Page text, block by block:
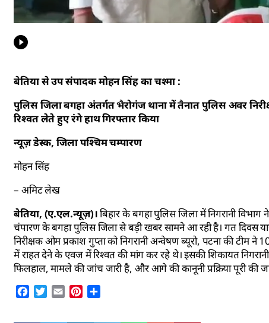
बेतिया से उप संपादक मोहन सिंह का चश्मा :
पुलिस जिला बगहा अंतर्गत भैरोगंज थाना में तैनात पुलिस अवर
रिश्वत लेते हुए रंगे हाथ गिरफ्तार किया
न्यूज़ डेस्क, जिला पश्चिम चम्पारण
मोहन सिंह
– अमिट लेख
बेतिया, (ए.एल.न्यूज़)।बिहार के बगहा पुलिस जिला में निगरानी विभाग
चंपारण के बगहा पुलिस जिला से बड़ी खबर सामने आ रही है। गत दिवस
निरीक्षक ओम प्रकाश गुप्ता को निगरानी अन्वेषण ब्यूरो, पटना की टीम
में राहत देने के एवज में रिश्वत की मांग कर रहे थे। इसकी शिकायत
फिलहाल, मामले की जांच जारी है, और आगे की कानूनी प्रक्रिया पूरी की
Facebook
Twitter
Email Pinterest